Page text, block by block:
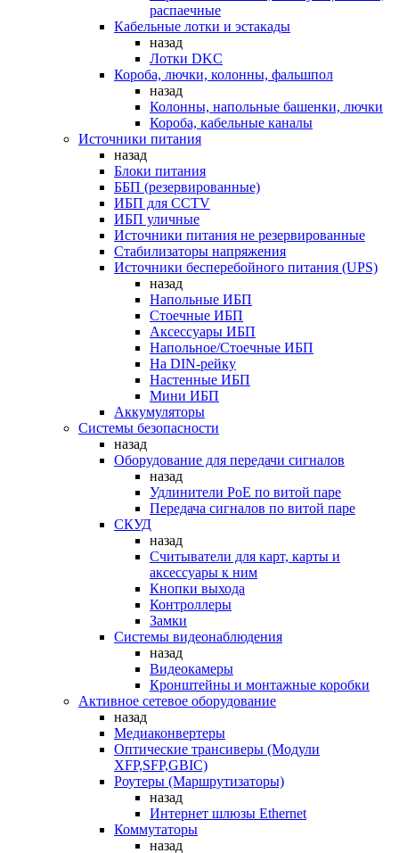
распаечные
Кабельные лотки и эстакады
назад
Лотки DKC
Короба, лючки, колонны, фальшпол
назад
Колонны, напольные башенки, лючки
Короба, кабельные каналы
Источники питания
назад
Блоки питания
ББП (резервированные)
ИБП для CCTV
ИБП уличные
Источники питания не резервированные
Стабилизаторы напряжения
Источники бесперебойного питания (UPS)
назад
Напольные ИБП
Стоечные ИБП
Аксессуары ИБП
Напольное/Стоечные ИБП
На DIN-рейку
Настенные ИБП
Мини ИБП
Аккумуляторы
Системы безопасности
назад
Оборудование для передачи сигналов
назад
Удлинители PoE по витой паре
Передача сигналов по витой паре
СКУД
назад
Считыватели для карт, карты и
аксессуары к ним
Кнопки выхода
Контроллеры
Замки
Системы видеонаблюдения
назад
Видеокамеры
Кронштейны и монтажные коробки
Активное сетевое оборудование
назад
Медиаконвертеры
Оптические трансиверы (Модули
XFP,SFP,GBIC)
Роутеры (Маршрутизаторы)
назад
Интернет шлюзы Ethernet
Коммутаторы
назад